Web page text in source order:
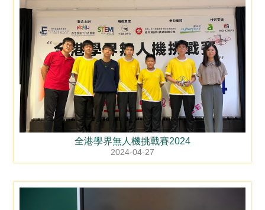
全港學界無人機挑戰賽2024
2024-04-27